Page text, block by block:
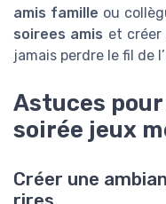
amis famille ou
soirees amis et créer
jamais perdre le fil de l’
Astuces
soirée jeux
Créer une